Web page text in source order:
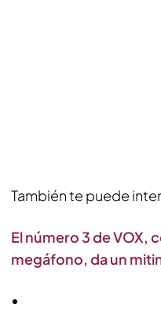
También te puede
El número 3 de VOX,
megáfono, da un